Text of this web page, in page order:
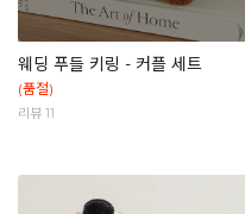
웨딩 푸들 키링 - 커플 세트
(품절)
리뷰 11